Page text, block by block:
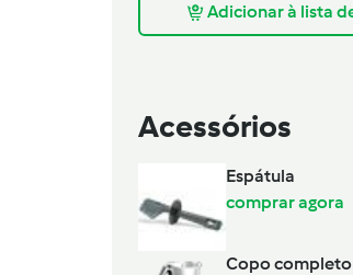
Adicionar à lista
Acessórios
Espátula
comprar agora
Copo completo